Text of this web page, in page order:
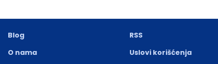
Blog
O nama
RSS
Uslovi korišćenja